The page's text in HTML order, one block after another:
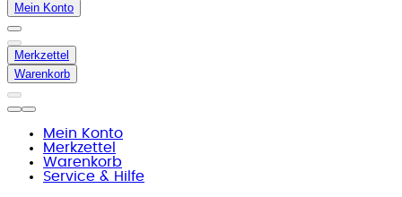
Mein Konto
Merkzettel
Warenkorb
Mein Konto
Merkzettel
Warenkorb
Service & Hilfe